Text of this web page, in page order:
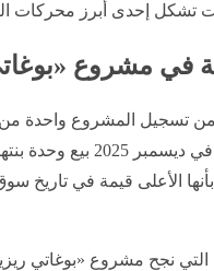
تشكل إحدى أبرز محركات
في مشروع
من تسجيل المشروع واحدة
الأعلى قيمة في تاريخ
التي نجح مشروع «بوغاتي